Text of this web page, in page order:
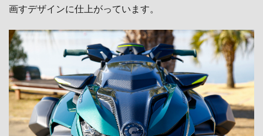
画すデザインに仕上がっています。